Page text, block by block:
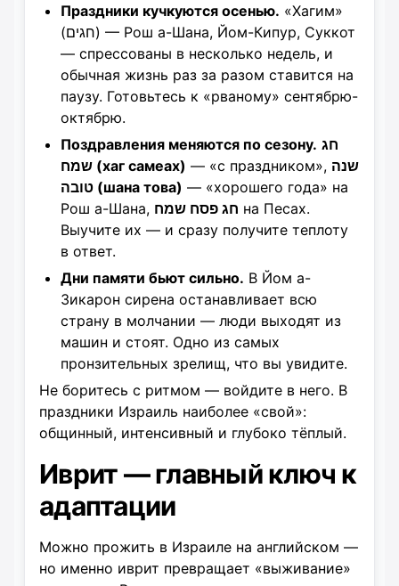
Праздники кучкуются осенью. «Хагим»
(חגים) — Рош а-Шана, Йом-Кипур, Суккот
— спрессованы в несколько недель, и
обычная жизнь раз за разом ставится на
паузу. Готовьтесь к «рваному» сентябрю-
октябрю.
Поздравления меняются по сезону. חג
שמח (хаг самеах) — «с праздником», שנה
טובה (шана това) — «хорошего года» на
Рош а-Шана, חג פסח שמח на Песах.
Выучите их — и сразу получите теплоту
в ответ.
Дни памяти бьют сильно. В Йом а-
Зикарон сирена останавливает всю
страну в молчании — люди выходят из
машин и стоят. Одно из самых
пронзительных зрелищ, что вы увидите.
Не боритесь с ритмом — войдите в него. В
праздники Израиль наиболее «свой»:
общинный, интенсивный и глубоко тёплый.
Иврит — главный ключ к
адаптации
Можно прожить в Израиле на английском —
но именно иврит превращает «выживание»